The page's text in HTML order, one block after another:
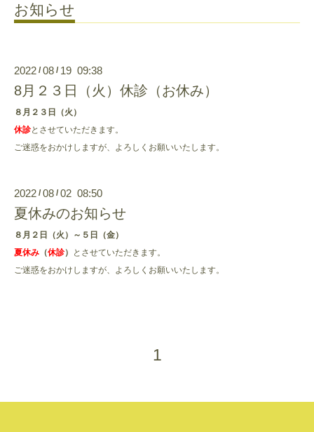
お知らせ
2022 /08 / 19 09:38
8月２３日（火）休診（お休み）
８月２３日（火）
休診とさせていただきます。
ご迷惑をおかけしますが、よろしくお願いいたします。
2022 /08 /02 08:50
夏休みのお知らせ
８月２日（火）～５日（金）
夏休み （休診）
とさせていただきます。
ご迷惑をおかけしますが、よろしくお願いいたします。
1